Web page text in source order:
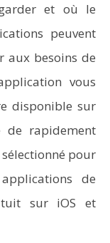
et où le
peuvent
aux besoins de
vous
disponible sur
de rapidement
pour
de
sur iOS et